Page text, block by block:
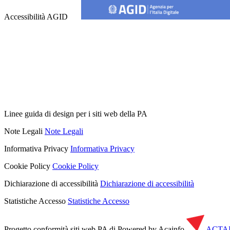
Accessibilità AGID
Linee guida di design per i siti web della PA
Note Legali Note Legali
Informativa Privacy Informativa Privacy
Cookie Policy Cookie Policy
Dichiarazione di accessibilità Dichiarazione di accessibilità
Statistiche Accesso Statistiche Accesso